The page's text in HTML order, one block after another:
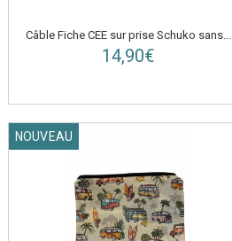
Câble Fiche CEE sur prise Schuko sans...
14,90€
NOUVEAU